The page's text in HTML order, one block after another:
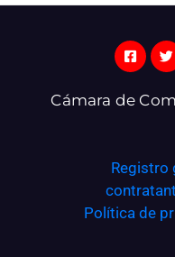
Cámara de
Registro
Política de